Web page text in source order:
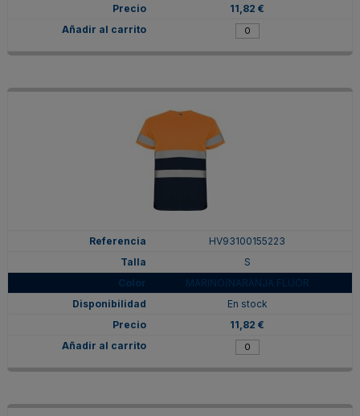
11,82 €
HV93100155223
S
MARINO/NARANJA FLUOR
En stock
11,82 €